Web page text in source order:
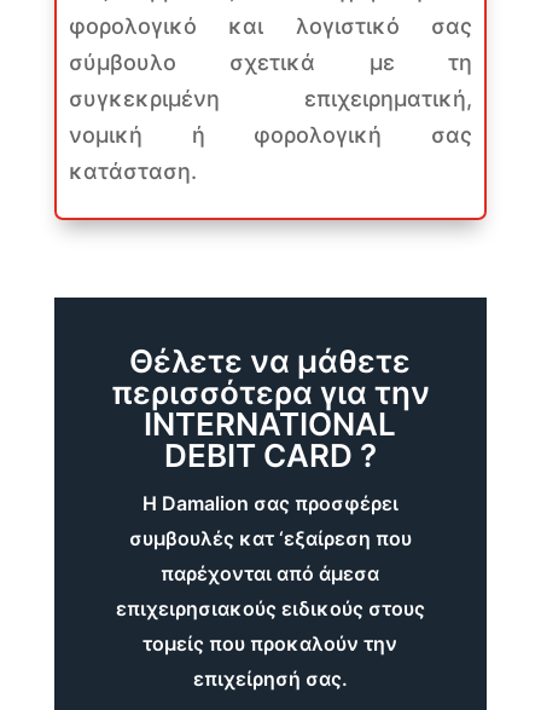
φορολογικό και λογιστικό σας
σύμβουλο σχετικά με τη
συγκεκριμένη επιχειρηματική,
νομική ή φορολογική σας
κατάσταση.
Θέλετε να μάθετε
περισσότερα για την
INTERNATIONAL
DEBIT CARD ?
Η Damalion σας προσφέρει
συμβουλές κατ ‘εξαίρεση που
παρέχονται από άμεσα
επιχειρησιακούς ειδικούς στους
τομείς που προκαλούν την
επιχείρησή σας.